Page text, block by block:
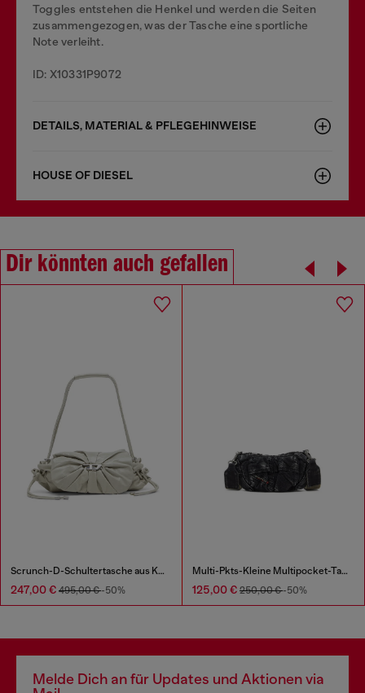
Toggles entstehen die Henkel und werden die Seiten
zusammengezogen, was der Tasche eine sportliche
Note verleiht.
ID: X10331P9072
DETAILS, MATERIAL & PFLEGEHINWEISE
HOUSE OF DIESEL
Dir könnten auch gefallen
Scrunch-D-Schultertasche aus Knitter-Leder
247,00 € 495,00 €-50%
Multi-Pkts-Kleine Multipocket-Tasche aus gewaschenem Denim
125,00 € 250,00 €-50%
Melde Dich an für Updates und Aktionen via